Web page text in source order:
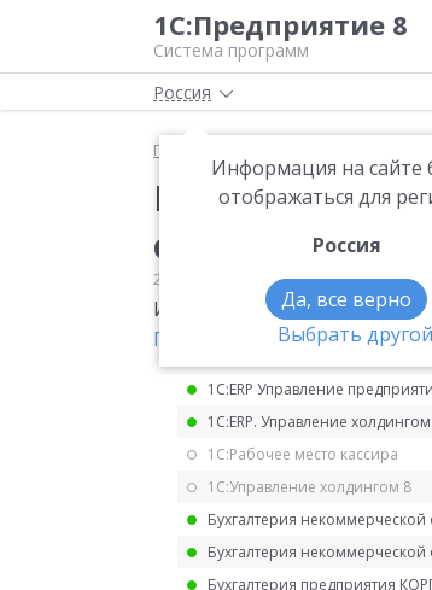
1С:Предприятие 8
Система программ
Россия
Информация на сайте
отображаться для
Россия
Да, все верно
Выбрать другой
Главная
Изменения в
счете-фактуре
26.01.2026 НДС
Изменения в счете-
Правительства от 23.01.2026
1С:ERP Управление
1С:ERP. Управление холдингом
1С:Рабочее место кассира
1С:Управление холдингом 8
Бухгалтерия
Бухгалтерия
Бухгалтерия предприятия